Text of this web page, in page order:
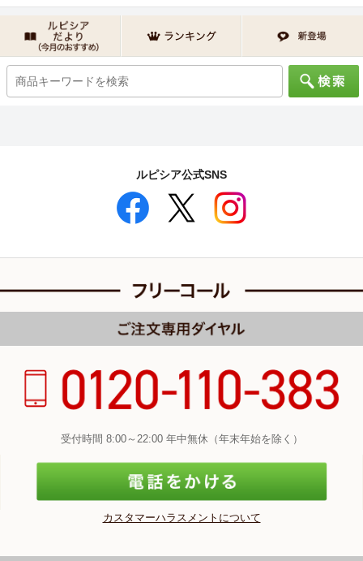
ルピシア公式SNS
受付時間 8:00～22:00 年中無休（年末年始を除く）
カスタマーハラスメントについて